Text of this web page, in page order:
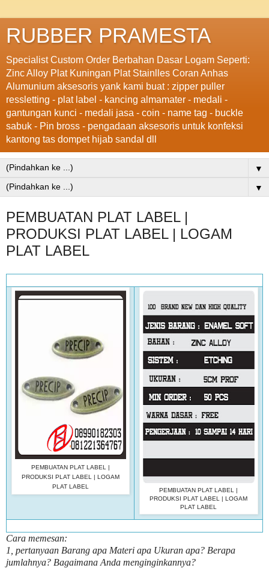
RUBBER PRAMESTA
Specialist Custom Order Berbahan Dasar Logam Seperti:
Zinc Alloy Plat Kuningan Plat Stainlles Coran Anhas
Alumunium aksesoris yank kami buat : zipper puller
ressletting - plat label - kancing almamater - medali -
gantungan kunci - medali jasa - coin - name tag - buckle
sabuk - Pin bross - pengadaan aksesoris untuk konfeksi
kantong tas dompet hijab sandal dll
▼
▼
PEMBUATAN PLAT LABEL |
PRODUKSI PLAT LABEL | LOGAM
PLAT LABEL
PEMBUATAN PLAT LABEL |
PRODUKSI PLAT LABEL | LOGAM
PLAT LABEL
PEMBUATAN PLAT LABEL |
PRODUKSI PLAT LABEL | LOGAM
PLAT LABEL
Cara memesan:
1, pertanyaan Barang apa Materi apa Ukuran apa? Berapa
jumlahnya? Bagaimana Anda menginginkannya?